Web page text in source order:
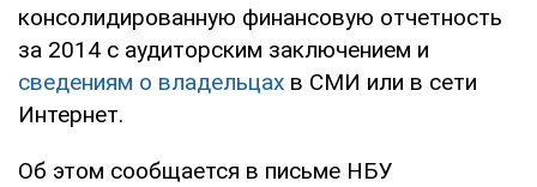
консолидированную финансовую отчетность
за 2014 с аудиторским заключением и
сведениям о владельцах в СМИ или в сети
Интернет.
Об этом сообщается в письме НБУ